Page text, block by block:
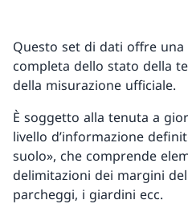
Questo set di dati offre
completa dello stato della
della misurazione ufficiale.
È soggetto alla tenuta a
livello d’informazione
suolo», che comprende
delimitazioni dei margini
parcheggi, i giardini ecc.